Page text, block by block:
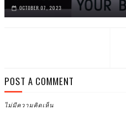
OCTOBER 07, 2023
POST A COMMENT
ไม่มีความคิดเห็น